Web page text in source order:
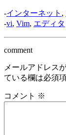
-インターネット ,
-vi, Vim, エディタ
comment
メールアドレス
ている欄は必須
コメント ※